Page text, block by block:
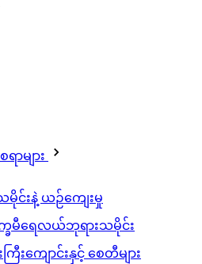
ာများ
မိုင်းနဲ့ ယဉ်ကျေးမှု
ခမီရေလယ်ဘုရားသမိုင်း
ြီးကျောင်းနှင့် စေတီများ